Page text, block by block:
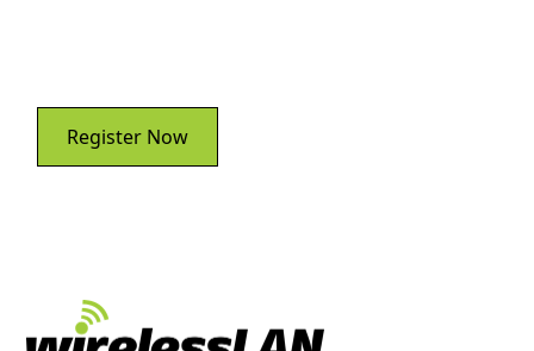
Register Now